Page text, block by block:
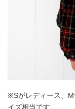
※Sがレディース、
イズ相当です。